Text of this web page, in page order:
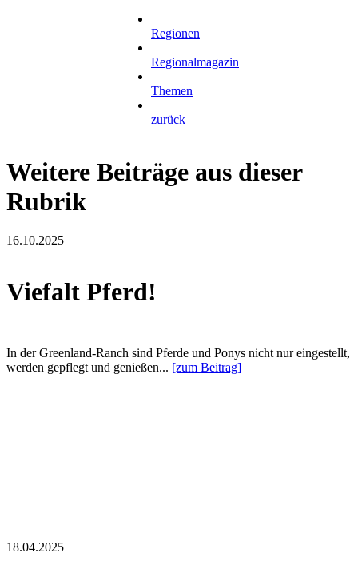
Regionen
Regionalmagazin
Themen
zurück
Weitere Beiträge aus dieser
Rubrik
16.10.2025
Viefalt Pferd!
In der Greenland-Ranch sind Pferde und Ponys nicht nur eingestellt,
werden gepflegt und genießen... [zum Beitrag]
18.04.2025